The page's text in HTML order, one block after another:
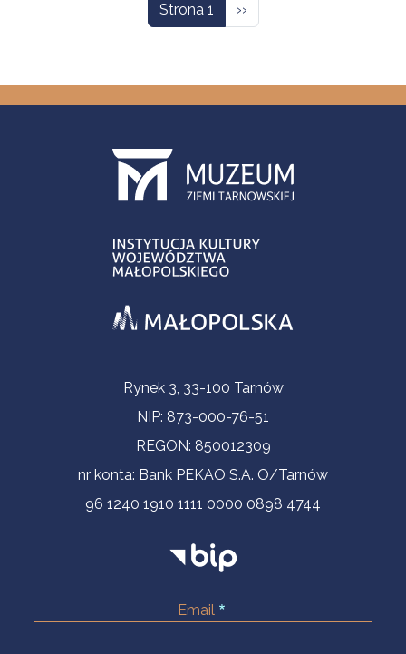
Strona 1 Następna strona
››
Informacje kontaktoweRynek 3, 33-100 Tarnów
NIP: 873-000-76-51
REGON: 850012309
nr konta: Bank PEKAO S.A. O/Tarnów
96 1240 1910 1111 0000 0898 4744
Email